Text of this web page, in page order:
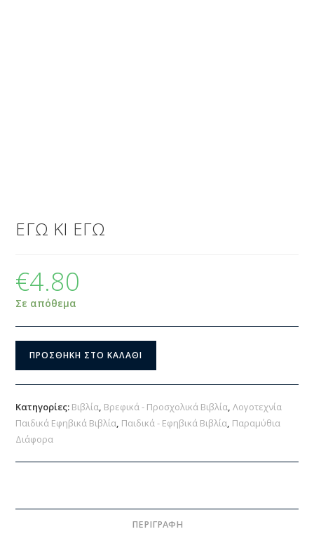
ΕΓΩ ΚΙ ΕΓΩ
€4.80
Σε απόθεμα
ΠΡΟΣΘΉΚΗ ΣΤΟ ΚΑΛΆΘΙ
Κατηγορίες: Βιβλία, Βρεφικά - Προσχολικά Βιβλία,Λογοτεχνία
Παιδικά Εφηβικά Βιβλία, Παιδικά - Εφηβικά Βιβλία, Παραμύθια
Διάφορα
ΠΕΡΙΓΡΑΦΉ